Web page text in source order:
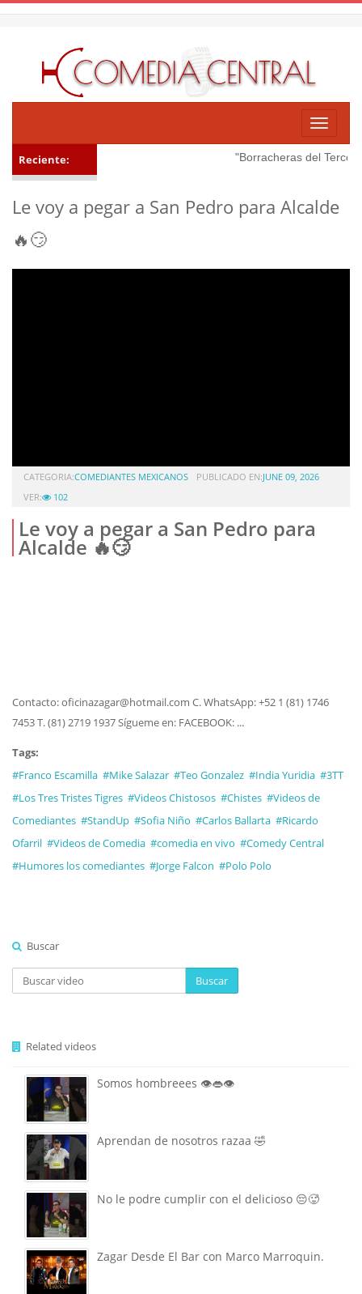
Toggle
Reciente: "Borracheras del Tercer
Le voy a pegar a San Pedro para Alcalde
🔥😏
CATEGORIA:COMEDIANTES MEXICANOS PUBLICADO EN:JUNE 09, 2026
VER:
102
Le voy a pegar a San Pedro para
Alcalde 🔥😏
Contacto: oficinazagar@hotmail.com C. WhatsApp: +52 1 (81) 1746
7453 T. (81) 2719 1937 Sígueme en: FACEBOOK: ...
Tags:
#Franco Escamilla #Mike Salazar #Teo Gonzalez #India Yuridia #3TT
#Los Tres Tristes Tigres #Videos Chistosos #Chistes #Videos de
Comediantes #StandUp #Sofia Niño #Carlos Ballarta #Ricardo
Ofarril #Videos de Comedia #comedia en vivo #Comedy Central
#Humores los comediantes #Jorge Falcon #Polo Polo
Buscar
Buscar
Related videos
Somos hombreees 👁️👄👁️
Aprendan de nosotros razaa 🤣
No le podre cumplir con el delicioso 😔🥵
Zagar Desde El Bar con Marco Marroquin.